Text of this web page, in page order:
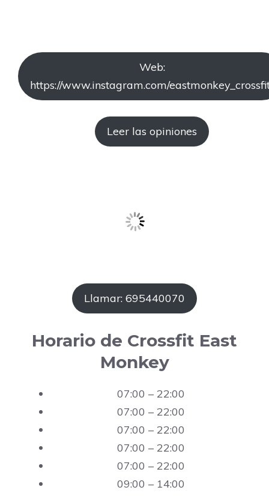
Web:
https://www.instagram.com/
Leer las opiniones
Llamar: 695440070
Horario de Crossfit East
Monkey
07:00 – 22:00
07:00 – 22:00
07:00 – 22:00
07:00 – 22:00
07:00 – 22:00
09:00 – 14:00